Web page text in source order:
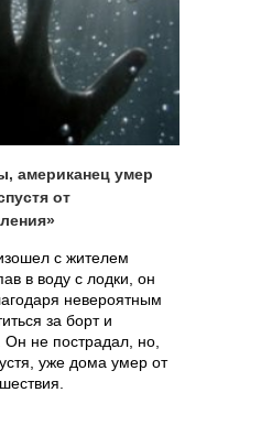
американец умер
от
с жителем
в воду с лодки, он
невероятным
за борт и
Он не пострадал, но,
уже дома умер от